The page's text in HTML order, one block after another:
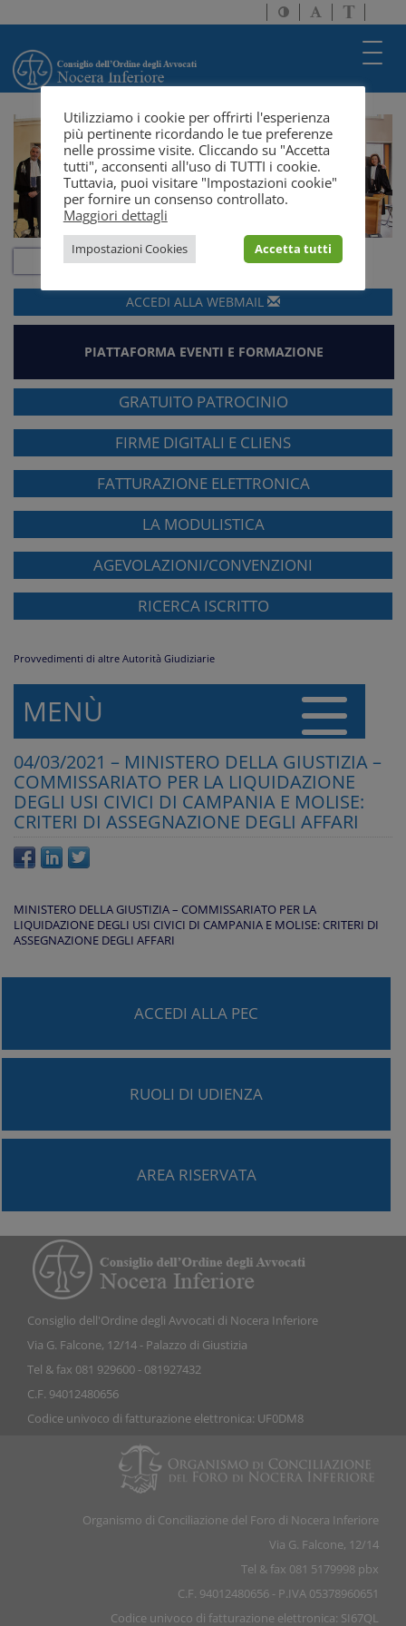
Attiva/disattiva
alto
Attiva/
dimensione
a
solo
ACCEDI ALLA WEBMAIL
PIATTAFORMA EVENTI E FORMAZIONE
GRATUITO PATROCINIO
FIRME DIGITALI E CLIENS
FATTURAZIONE ELETTRONICA
LA MODULISTICA
AGEVOLAZIONI/CONVENZIONI
RICERCA ISCRITTO
Provvedimenti di altre Autorità Giudiziarie
MENÙ
04/03/2021 – MINISTERO DELLA GIUSTIZIA –
COMMISSARIATO PER LA LIQUIDAZIONE
DEGLI USI CIVICI DI CAMPANIA E MOLISE:
CRITERI DI ASSEGNAZIONE DEGLI AFFARI
MINISTERO DELLA GIUSTIZIA – COMMISSARIATO PER LA
LIQUIDAZIONE DEGLI USI CIVICI DI CAMPANIA E MOLISE: CRITERI DI
ASSEGNAZIONE DEGLI AFFARI
ACCEDI ALLA PEC
RUOLI DI UDIENZA
AREA RISERVATA
Consiglio dell'Ordine degli Avvocati di Nocera Inferiore
Via G. Falcone, 12/14 - Palazzo di Giustizia
Tel & fax 081 929600 - 081927432
C.F. 94012480656
Codice univoco di fatturazione elettronica: UF0DM8
Organismo di Conciliazione del Foro di Nocera Inferiore
Via G. Falcone, 12/14
Tel & fax 081 5179998 pbx
C.F. 94012480656 - P.IVA 05378960651
Codice univoco di fatturazione elettronica: SI67QL
Utilizziamo i cookie per offrirti l'esperienza
più pertinente ricordando le tue preferenze
nelle prossime visite. Cliccando su "Accetta
tutti", acconsenti all'uso di TUTTI i cookie.
Tuttavia, puoi visitare "Impostazioni cookie"
per fornire un consenso controllato.
Maggiori dettagli
Impostazioni Cookies Accetta tutti